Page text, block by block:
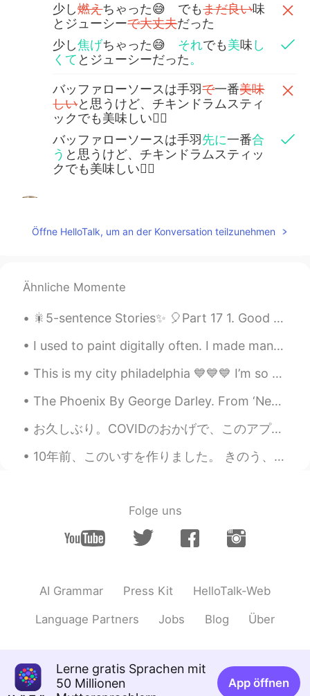
少し燃えちゃった😅 でもまだ良い味
とジューシーで大丈夫だった
少し焦げちゃった😅 それでも美味 し
くて とジューシーだった。
バッファローソースは手羽で一番美味
しいと思うけど、チキンドラムスティ
ックでも美味しい👍🏻
バッファローソースは手羽先に一番合
う と思うけど、チキンドラムスティッ
クでも美味しい👍🏻
JP EN
少し燃えちゃった😅 でもまだ良い味
とジューシーで大丈夫だった
少し焦げちゃった😅 でもまだ良い味
𝕞𝕚𝕟𝕒 2020.11.22 22:00
めちゃくちゃ美味しそうです！食べたいで
す😋✨
Öffne HelloTalk, um an der Konversation teilzunehmen
Ähnliche Momente
🎇5-sentence Stories✨ 🎈Part 17 1. Good evening from South Korea; the time is 9:58 pm. 2. Today...
I used to paint digitally often. I made many self portraits- Here are some I've made the past yea...
This is my city philadelphia 💙💙💙 I’m so proud to be from here where we are a blue state. And yes...
The Phoenix By George Darley. From ‘Nepenthe’, Canto I. Part 2 of 4. Laid like the young fawn...
お久しぶり。COVIDのおかげで、このアプリケーションを使用するモチベーションを失いました。しかし、毎日日本語を勉強しました。 来年は日本での生活の夢を叶えることができればと思います。 僕が...
10年前、このいすを作りました。 きのう、いすをしゅうりしました。 このデザインのなまえは'Morris Chair' です。 The chair was originally designed...
Folge uns
AI Grammar Press Kit HelloTalk-Web
Language Partners Jobs Blog Über
Lerne gratis Sprachen mit
50 Millionen
App öffnen